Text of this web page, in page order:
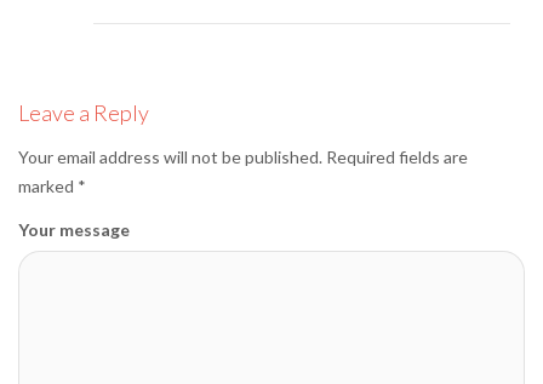
Leave a Reply
Your email address will not be published. Required fields are
marked *
Your message